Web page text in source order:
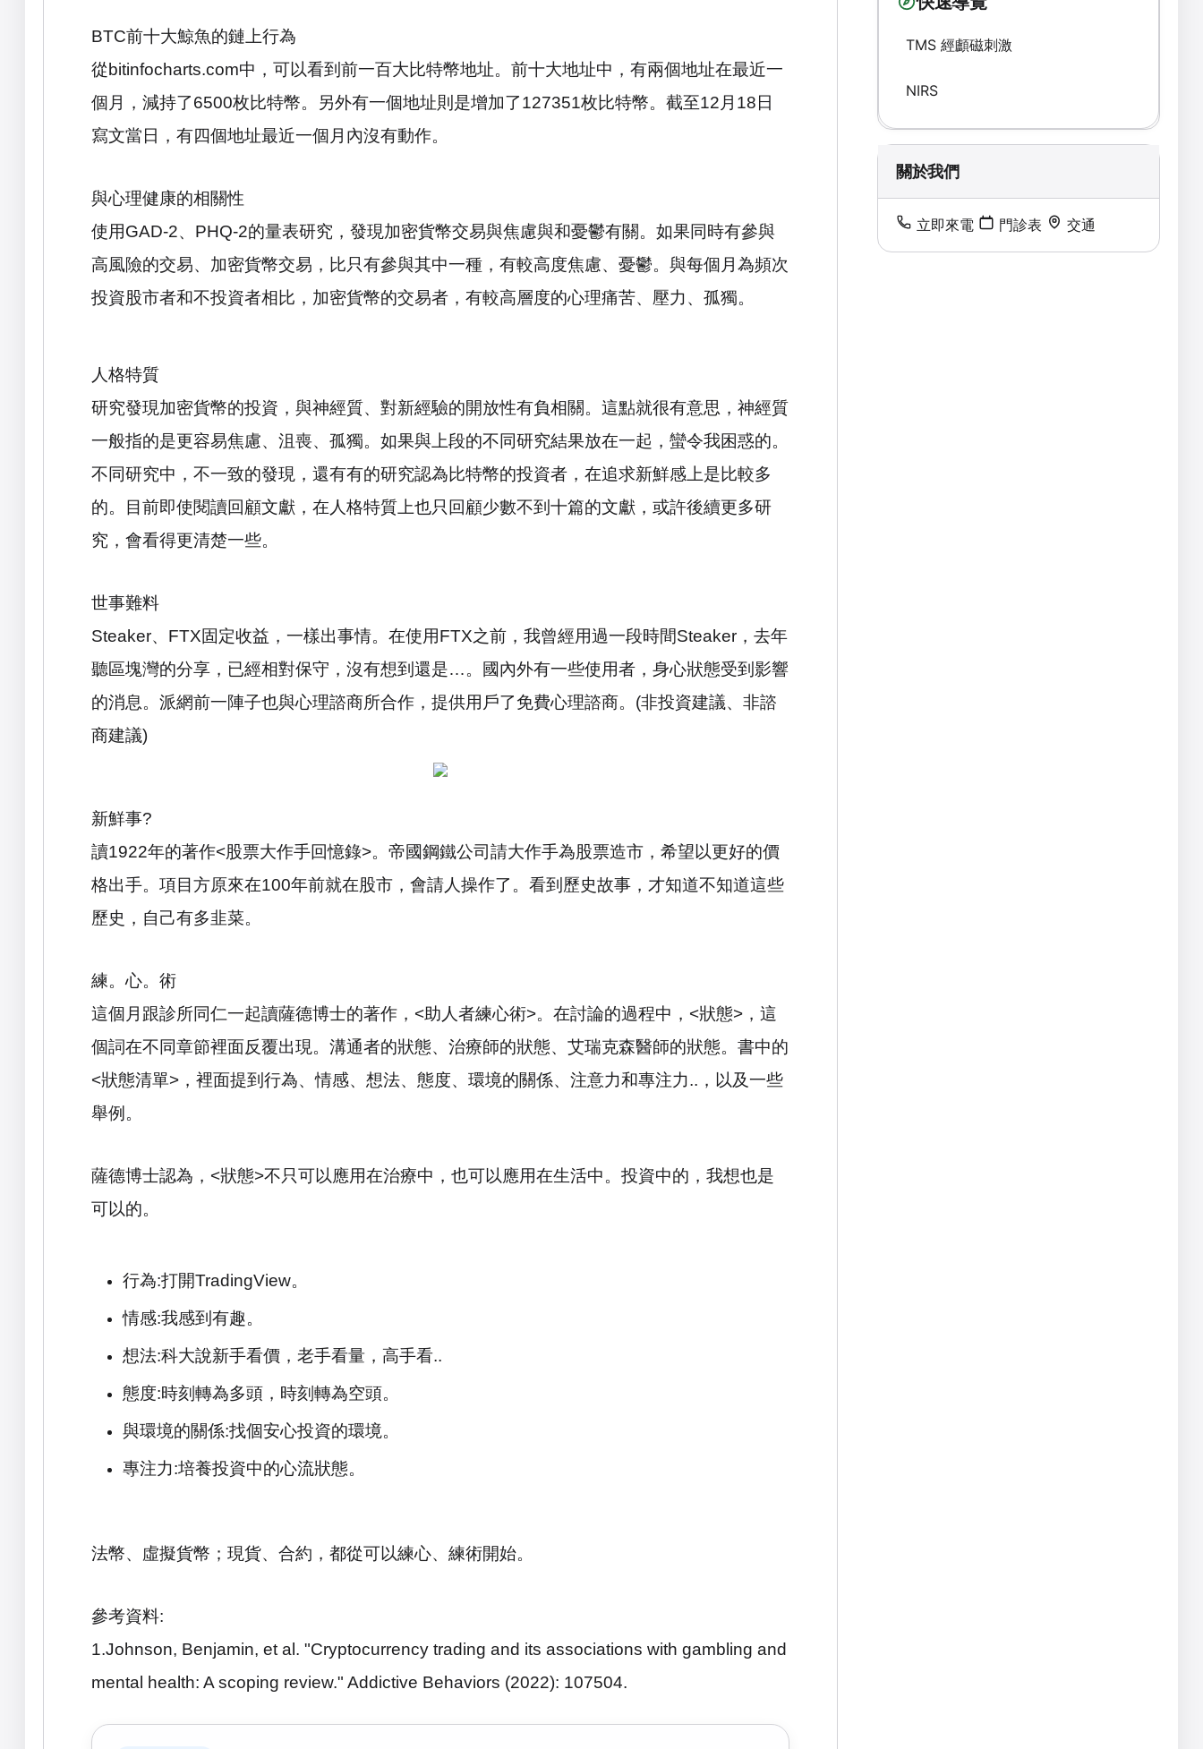
BTC前十大鯨魚的鏈上行為
從bitinfocharts.com中，可以看到前一百大比特幣地址。前十大地址中，有兩個地址在最近一
個月，減持了6500枚比特幣。另外有一個地址則是增加了127351枚比特幣。截至12 月 18日
寫文當日，有四個地址最近一個月內沒有動作。
與心理健康的相關性
使用GAD-2、 PHQ-2的量表研究，發現加密貨幣交易與焦慮與和憂鬱有關。如果同時有參與
高風險的交易、加密貨幣交易，比只有參與其中一種，有較高度焦慮、憂鬱。與每個月為頻次
投資股市者和不投資者相比，加密貨幣的交易者，有較高層度的心理痛苦、壓力、孤獨。
人格特質
研究發現加密貨幣的投資，與神經質、對新經驗的開放性有負相關。這點就很有意思，神經質
一般指的是更容易焦慮、沮喪、孤獨。如果與上段的不同研究結果放在一起，蠻令我困惑的。
不同研究中，不一致的發現，還有有的研究認為比特幣的投資者，在追求新鮮感上是比較多
的。目前即使閱讀回顧文獻，在人格特質上也只回顧少數不到十篇的文獻，或許後續更多研
究，會看得更清楚一些。
世事難料
Steaker、 FTX固定收益，一樣出事情。在使用FTX之前，我曾經用過一段時間Steaker ，去年
聽區塊灣的分享，已經相對保守，沒有想到還是…。國內外有一些使用者，身心狀態受到影響
的消息。派網前一陣子也與心理諮商所合作，提供用戶了免費心理諮商。 (非投資建議、非諮
商建議)
新鮮事?
讀1922年的著作<股票大作手回憶錄>。帝國鋼鐵公司請大作手為股票造市，希望以更好的價
格出手。項目方原來在100年前就在股市，會請人操作了。看到歷史故事，才知道不知道這些
歷史，自己有多韭菜。
練。心。術
這個月跟診所同仁一起讀薩德博士的著作， <助人者練心術>。在討論的過程中， <狀態> ，這
個詞在不同章節裡面反覆出現。溝通者的狀態、治療師的狀態、艾瑞克森醫師的狀態。書中的
<狀態清單> ，裡面提到行為、情感、想法、態度、環境的關係、注意力和專注力.. ，以及一些
舉例。
薩德博士認為， <狀態>不只可以應用在治療中，也可以應用在生活中。投資中的，我想也是
可以的。
行為:打開TradingView。
情感:我感到有趣。
想法:科大說新手看價，老手看量，高手看..
態度:時刻轉為多頭，時刻轉為空頭。
與環境的關係:找個安心投資的環境。
專注力:培養投資中的心流狀態。
法幣、虛擬貨幣；現貨、合約，都從可以練心、練術開始。
參考資料:
1.Johnson, Benjamin, et al. "Cryptocurrency trading and its associations with gambling and
mental health: A scoping review." Addictive Behaviors (2022): 107504.
TMS 經顱磁刺激
NIRS
關於我們
立即來電 門診表 交通